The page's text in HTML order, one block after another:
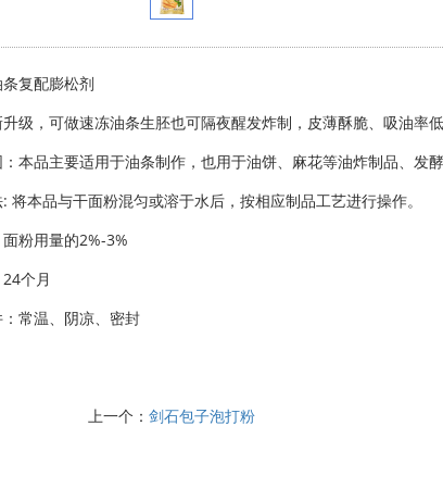
条复配膨松剂
级，可做速冻油条生胚也可隔夜醒发炸制，皮薄酥脆、吸油率
本品主要适用于油条制作，也用于油饼、麻花等油炸制品、发酵
将本品与干面粉混匀或溶于水后，按相应制品工艺进行操作。
粉用量的2%-3%
：24个月
常温、阴凉、密封
上一个：剑石包子泡打粉